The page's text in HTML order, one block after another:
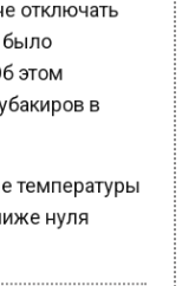
было
этом
в
нуля